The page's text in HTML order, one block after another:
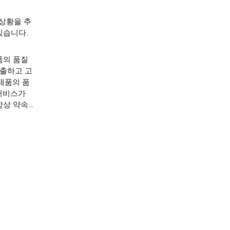
황을 추
습니다.
품질
하고 고
품의 품
비스가
상 약속